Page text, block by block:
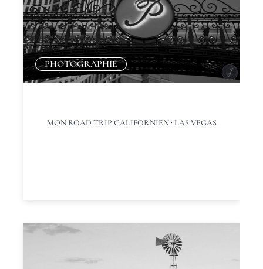
PHOTOGRAPHIE
MON ROAD TRIP CALIFORNIEN : LAS VEGAS